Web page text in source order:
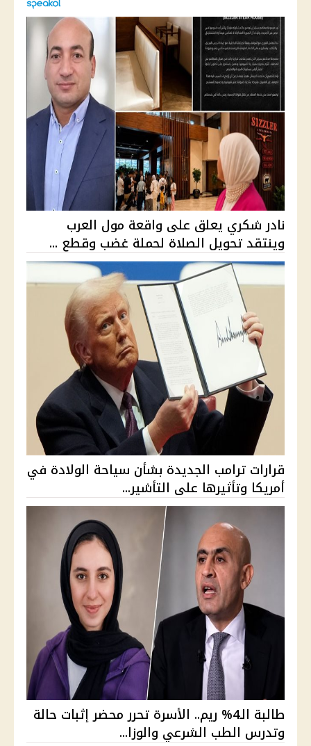
نادر شكري يعلق على واقعة مول العرب
وينتقد تحويل الصلاة لحملة غضب وقطع ...
قرارات ترامب الجديدة بشأن سياحة الولادة في
أمريكا وتأثيرها على التأشير...
طالبة الـ4% ريم.. الأسرة تحرر محضر إثبات حالة
وتدرس الطب الشرعي والوزا...